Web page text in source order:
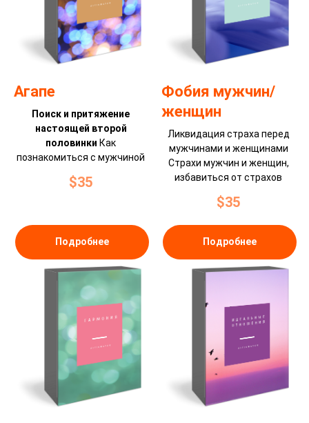
Агапе
Поиск и притяжение
настоящей второй
половинки Как
познакомиться с мужчиной
$35
Подробнее
Фобия мужчин/
женщин
Ликвидация страха перед
мужчинами и женщинами
Страхи мужчин и женщин,
избавиться от страхов
$35
Подробнее